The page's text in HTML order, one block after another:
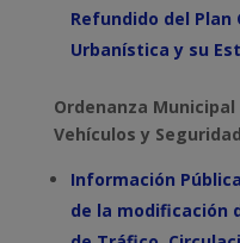
Refundido del Plan
Urbanística y su
Ordenanza
Vehículos y
Información
de la modificación